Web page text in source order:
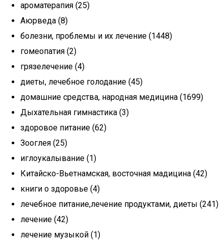
ароматерапия (25)
Аюрведа (8)
болезни, проблемы и их лечение (1448)
гомеопатия (2)
грязелечение (4)
диеты, лечебное голодание (45)
домашние средства, народная медицина (1699)
Дыхательная гимнастика (3)
здоровое питание (62)
Зооглея (25)
иглоукалывание (1)
Китайско-Вьетнамская, восточная мадицина (42)
книги о здоровье (4)
лечебное питание,лечение продуктами, диеты (241)
лечение (42)
лечение музыкой (1)